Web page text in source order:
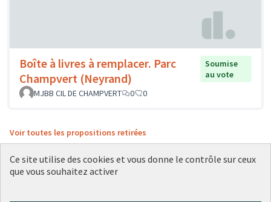
Boîte à livres à remplacer. Parc
Champvert (Neyrand)
Soumise
au vote
MJBB CIL DE CHAMPVERT
0 0
Voir toutes les propositions retirées
Ce site utilise des cookies et vous donne le contrôle sur ceux
que vous souhaitez activer